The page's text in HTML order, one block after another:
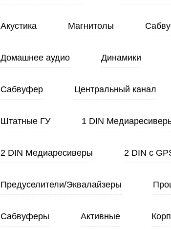
Акустика Магнитолы
Домашнее аудио Динамики
Сабвуфер Центральный канал
Штатные ГУ 1 DIN
2 DIN Медиаресиверы 2 DIN с
Предуселители/Эквалайзеры
Сабвуферы Активные